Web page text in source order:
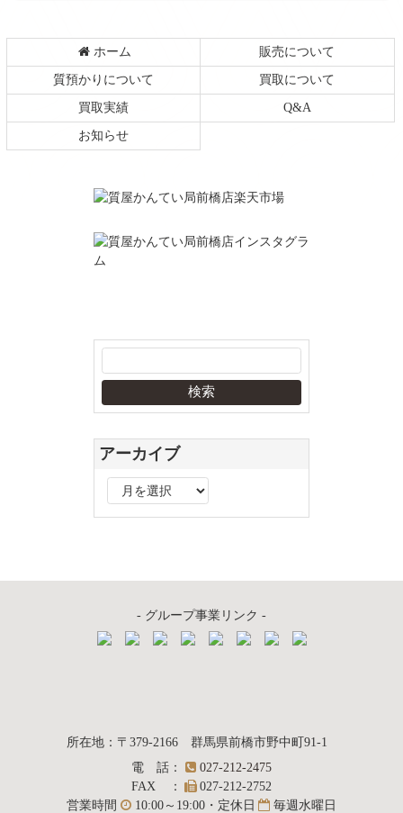
ホーム 販売について
質預かりについて 買取について
買取実績 Q&A
お知らせ
アーカイブ
ー
- グループ事業リンク -
質屋かんてい局
前橋店
所在地 ： 〒379-2166群馬県前橋市野中町91-1
電話 ：
027-212-2475
FAX
：
027-212-2752
営業時間
10:00～19:00・定休日 毎週水曜日